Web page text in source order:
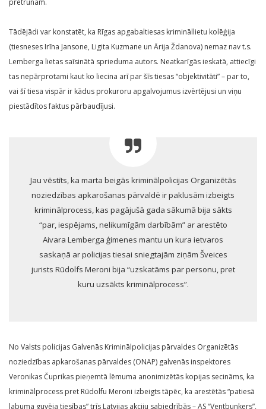
pretrunām.
Tādējādi var konstatēt, ka Rīgas apgabaltiesas krimināllietu kolēģija
(tiesneses Irīna Jansone, Ligita Kuzmane un Ārija Ždanova) nemaz nav t.s.
Lemberga lietas saīsinātā sprieduma autors. Neatkarīgās ieskatā, attiecīgi
tas nepārprotami kaut ko liecina arī par šīs tiesas “objektivitāti” – par to,
vai šī tiesa vispār ir kādus prokuroru apgalvojumus izvērtējusi un viņu
piestādītos faktus pārbaudījusi.
Jau vēstīts, ka marta beigās kriminālpolicijas Organizētās
noziedzības apkarošanas pārvaldē ir paklusām izbeigts
kriminālprocess, kas pagājušā gada sākumā bija sākts
“par, iespējams, nelikumīgām darbībām” ar arestēto
Aivara Lemberga ģimenes mantu un kura ietvaros
saskaņā ar policijas tiesai sniegtajām ziņām Šveices
jurists Rūdolfs Meroni bija “uzskatāms par personu, pret
kuru uzsākts kriminālprocess”.
No Valsts policijas Galvenās Kriminālpolicijas pārvaldes Organizētās
noziedzības apkarošanas pārvaldes (ONAP) galvenās inspektores
Veronikas Čuprikas pieņemtā lēmuma anonimizētās kopijas secināms, ka
kriminālprocess pret Rūdolfu Meroni izbeigts tāpēc, ka arestētās “patiesā
labuma guvēja tiesības” trīs Latvijas akciju sabiedrībās – AS “Ventbunkers”,